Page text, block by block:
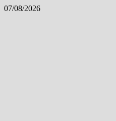
Skip
07/08/2026